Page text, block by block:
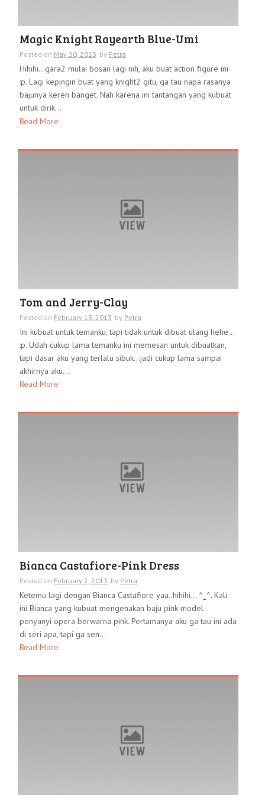
Magic Knight Rayearth Blue-Umi
Posted on May 30, 2013 by Petra
Hihihi…gara2 mulai bosan lagi nih, aku buat action figure ini
:p. Lagi kepingin buat yang knight2 gitu, ga tau napa rasanya
bajunya keren banget. Nah karena ini tantangan yang kubuat
untuk dirik...
Read More
Tom and Jerry-Clay
Posted on February 13, 2013 by Petra
Ini kubuat untuk temanku, tapi tidak untuk dibuat ulang hehe…
:p. Udah cukup lama temanku ini memesan untuk dibuatkan,
tapi dasar aku yang terlalu sibuk…jadi cukup lama sampai
akhirnya aku...
Read More
Bianca Castafiore-Pink Dress
Posted on February 2, 2013 by Petra
Ketemu lagi dengan Bianca Castafiore yaa..hihihi… ^_^. Kali
ini Bianca yang kubuat mengenakan baju pink model
penyanyi opera berwarna pink. Pertamanya aku ga tau ini ada
di seri apa, tapi ga sen...
Read More